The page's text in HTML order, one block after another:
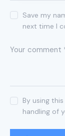
Save my
next time I
By using
handling of